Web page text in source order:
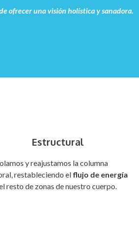
ofrecer una visión holística y sanadora.
Estructural
y reajustamos la columna
restableciendo el flujo de energía
resto de zonas de nuestro cuerpo.